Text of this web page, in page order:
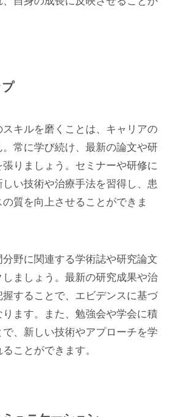
キルを磨くことは、キャリアの
常に学び続け、最新の論文や研
りましょう。セミナーや研修に
い技術や治療手法を習得し、患
質を向上させることができま
野に関連する学術誌や研究論文
ましょう。最新の研究成果や治
することで、エビデンスに基づ
ます。また、勉強会や学会に積
、新しい技術やアプローチを学
ことができます。